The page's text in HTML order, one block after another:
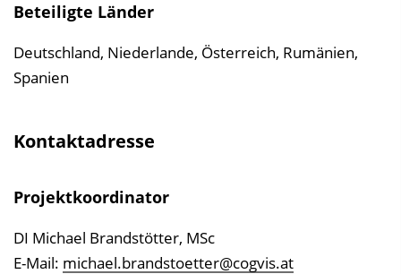
Beteiligte Länder
Deutschland, Niederlande, Österreich, Rumänien,
Spanien
Kontaktadresse
Projektkoordinator
DI Michael Brandstötter, MSc
E-Mail: michael.brandstoetter@cogvis.at